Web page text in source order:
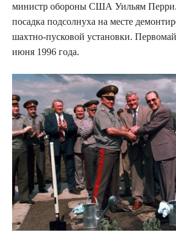
министр обороны США Уильям
посадка подсолнуха на месте
шахтно-пусковой установки.
июня 1996 года.